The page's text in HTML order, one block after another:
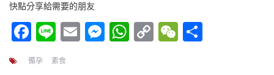
快點分享給需要的朋友
Facebook
LineEmailMessenger
WhatsApp
CopyWeChat
備孕 素食